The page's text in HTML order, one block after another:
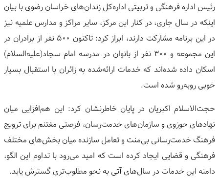
رئیس اداره فرهنگی و تربیتی اداره‌کل زندان‌های خراسان رضوی با بیان
اینکه در سال جاری، در کنار این مرکز، سایر مراکز و مدارس علمیه نیز
در این برنامه مشارکت دارند، ابراز کرد: تاکنون ۵۰۰ نفر از برادران در
این مجموعه و ۳۰۰ نفر از بانوان در مدرسه امام سجاد(علیه‌السلام)
اسکان داده شده‌اند که خدمات ارائه‌شده به زائران با استقبال بسیار
خوبی روبه‌رو شده است.
حجت‌الاسلام اکبریان در پایان خاطرنشان کرد: این هم‌افزایی میان
نهادهای حوزوی و سازمان‌های خدمت‌رسان، فرصتی مغتنم برای ترویج
فرهنگ خدمت‌رسانی بی‌منت و تعامل سازنده میان بخش‌های مختلف
فرهنگی و قضایی ایجاد کرده است که امید می‌رود با تداوم این الگو،
دامنه این خدمات در سال‌های آتی به نحو مطلوب‌تری گسترش یابد.